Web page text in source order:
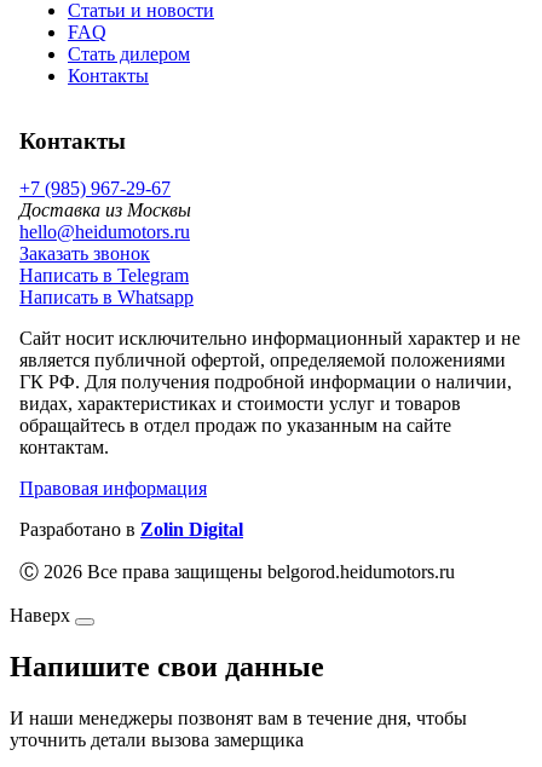
Статьи и новости
FAQ
Стать дилером
Контакты
Контакты
+7 (985) 967-29-67
Доставка из Москвы
hello@heidumotors.ru
Заказать звонок
Написать в Telegram
Написать в Whatsapp
Сайт носит исключительно информационный характер и не
является публичной офертой, определяемой положениями
ГК РФ. Для получения подробной информации о наличии,
видах, характеристиках и стоимости услуг и товаров
обращайтесь в отдел продаж по указанным на сайте
контактам.
Правовая информация
Разработано в Zolin Digital
Ⓒ 2026 Все права защищены belgorod.heidumotors.ru
Наверх
Напишите свои данные
И наши менеджеры позвонят вам в течение дня, чтобы
уточнить детали вызова замерщика